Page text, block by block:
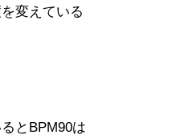
変えている
とBPM90は